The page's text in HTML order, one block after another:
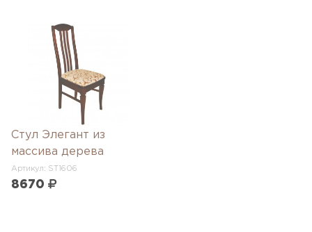
Стул Элегант из
массива дерева
Артикул: ST1606
8670